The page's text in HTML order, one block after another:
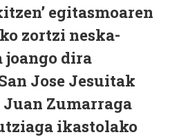
egitasmoaren
zortzi neska-
joango dira
Jose Jesuitak
Zumarraga
ikastolako